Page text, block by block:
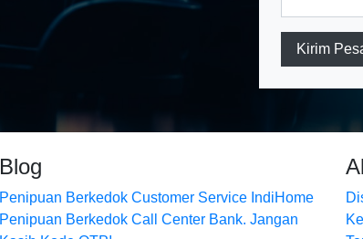
Kirim
Blog
Penipuan Berkedok Customer Service IndiHome
Penipuan Berkedok Call Center Bank. Jangan